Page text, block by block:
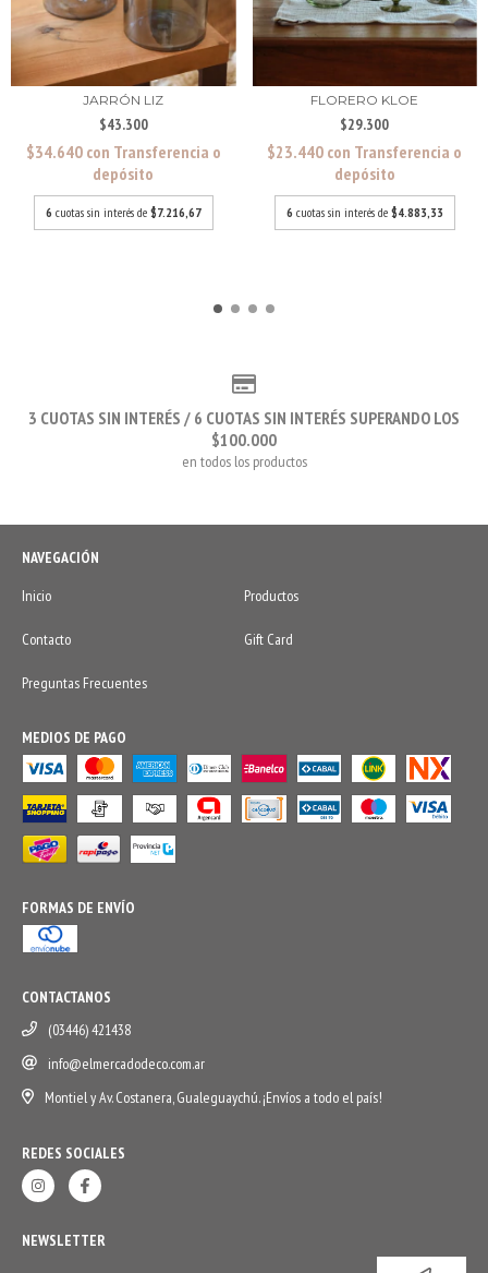
JARRÓN LIZ
$43.300
$34.640 con Transferencia o
depósito
6 cuotas sin interés de $7.216,67
FLORERO KLOE
$29.300
$23.440 con Transferencia o
depósito
6 cuotas sin interés de $4.883,33
3 CUOTAS SIN INTERÉS / 6 CUOTAS SIN INTERÉS SUPERANDO LOS
$100.000
en todos los productos
NAVEGACIÓN
Inicio
Productos
Contacto Gift Card
Preguntas Frecuentes
MEDIOS DE PAGO
FORMAS DE ENVÍO
CONTACTANOS
(03446) 421438
info@elmercadodeco.com.ar
Montiel y Av. Costanera, Gualeguaychú. ¡Envíos a todo el país!
REDES SOCIALES
NEWSLETTER